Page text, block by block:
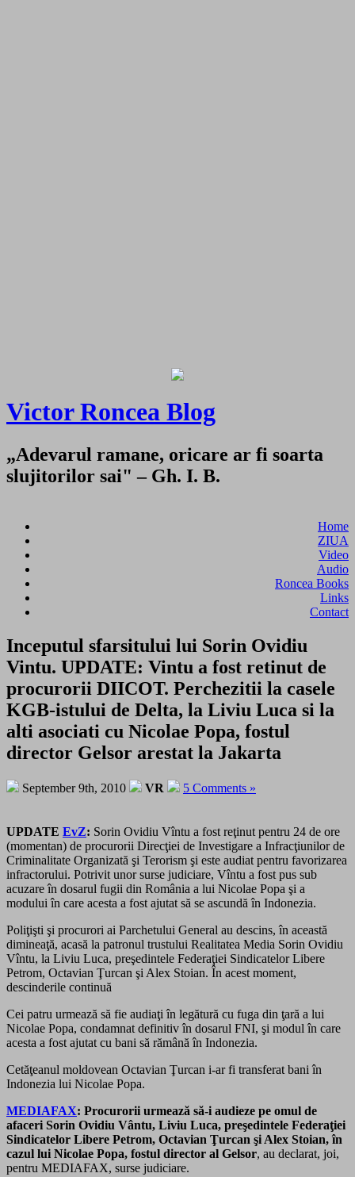
Victor Roncea Blog
„Adevarul ramane, oricare ar fi soarta
slujitorilor sai" – Gh. I. B.
Home
ZIUA
Video
Audio
Roncea Books
Links
Contact
Inceputul sfarsitului lui Sorin Ovidiu
Vintu. UPDATE: Vintu a fost retinut de
procurorii DIICOT. Perchezitii la casele
KGB-istului de Delta, la Liviu Luca si la
alti asociati cu Nicolae Popa, fostul
director Gelsor arestat la Jakarta
September 9th, 2010 VR 5 Comments »
UPDATE EvZ: Sorin Ovidiu Vîntu a fost reţinut pentru 24 de ore
(momentan) de procurorii Direcţiei de Investigare a Infracţiunilor de
Criminalitate Organizată şi Terorism şi este audiat pentru favorizarea
infractorului. Potrivit unor surse judiciare, Vîntu a fost pus sub
acuzare în dosarul fugii din România a lui Nicolae Popa şi a
modului în care acesta a fost ajutat să se ascundă în Indonezia.
Poliţişti şi procurori ai Parchetului General au descins, în această
dimineaţă, acasă la patronul trustului Realitatea Media Sorin Ovidiu
Vîntu, la Liviu Luca, preşedintele Federaţiei Sindicatelor Libere
Petrom, Octavian Ţurcan şi Alex Stoian. În acest moment,
descinderile continuă
Cei patru urmează să fie audiaţi în legătură cu fuga din ţară a lui
Nicolae Popa, condamnat definitiv în dosarul FNI, şi modul în care
acesta a fost ajutat cu bani să rămână în Indonezia.
Cetăţeanul moldovean Octavian Ţurcan i-ar fi transferat bani în
Indonezia lui Nicolae Popa.
MEDIAFAX: Procurorii urmează să-i audieze pe omul de
afaceri Sorin Ovidiu Vântu, Liviu Luca, preşedintele Federaţiei
Sindicatelor Libere Petrom, Octavian Ţurcan şi Alex Stoian, în
cazul lui Nicolae Popa, fostul director al Gelsor, au declarat, joi,
pentru MEDIAFAX, surse judiciare.